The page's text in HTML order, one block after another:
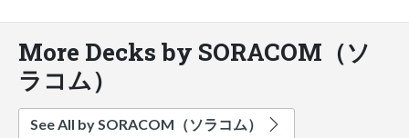
More Decks by SORACOM（ソ
ラコム）
See All by SORACOM（ソラコム）